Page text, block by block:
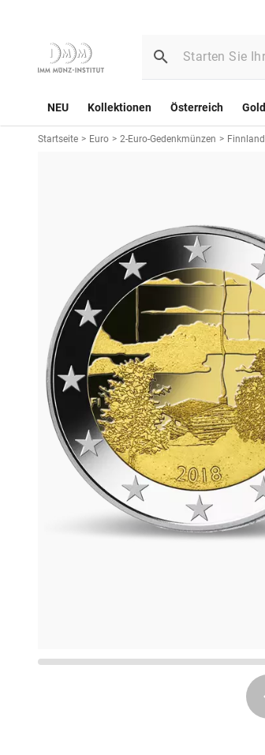
NEU Kollektionen Österreich Gold
Startseite > Euro > 2-Euro-Gedenkmünzen > Finnland